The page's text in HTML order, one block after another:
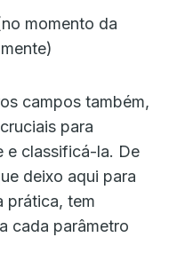
momento da
campos também,
para
e classificá-la. De
deixo aqui para
prática, tem
cada parâmetro